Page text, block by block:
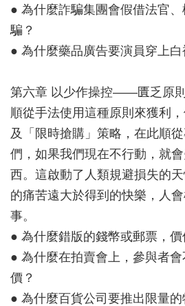
● 為什麼詐騙集團會假借法官
騙？
● 為什麼藥品廣告要演員穿上白
第六章 以少作操控——匱乏原則
順從手法使用這種原則來獲利
及「限時搶購」策略，在此順
們，如果我們現在不行動，就
西。這啟動了人類規避損失的
的痛苦遠大於得到的快樂，人
事。
● 為什麼錯版的錢幣或郵票，價
● 為什麼在拍賣會上，參與者
價？
● 為什麼百貨公司要推出限量的